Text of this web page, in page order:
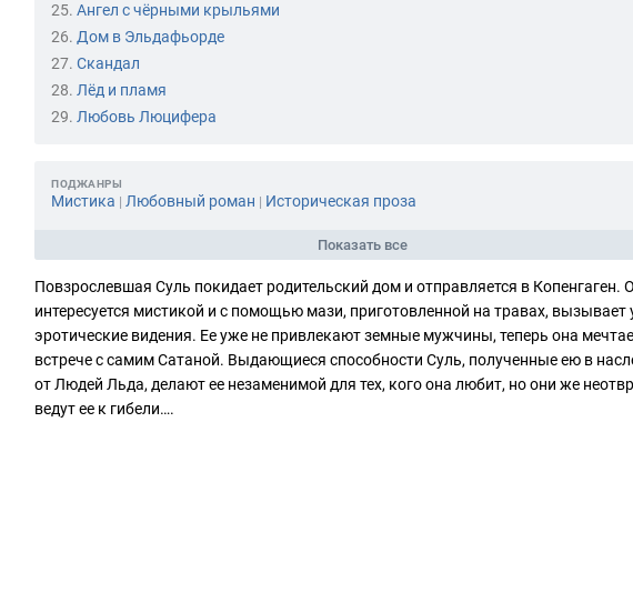
25. Ангел с чёрными крыльями
26. Дом в Эльдафьорде
27. Скандал
28. Лёд и пламя
29. Любовь Люцифера
ПОДЖАНРЫ
Мистика | Любовный роман | Историческая проза
Показать все
Повзрослевшая Суль покидает родительский дом и отправляется в Копенгаген.
интересуется мистикой и с помощью мази, приготовленной на травах, вызывает
эротические видения. Ее уже не привлекают земные мужчины, теперь она
встрече с самим Сатаной. Выдающиеся способности Суль, полученные ею в
от Людей Льда, делают ее незаменимой для тех, кого она любит, но они же
ведут ее к гибели….